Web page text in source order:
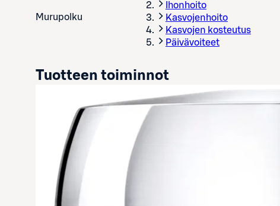
Murupolku
Ihonhoito
Kasvojenhoito
Kasvojen kosteutus
Päivävoiteet
Tuotteen toiminnot